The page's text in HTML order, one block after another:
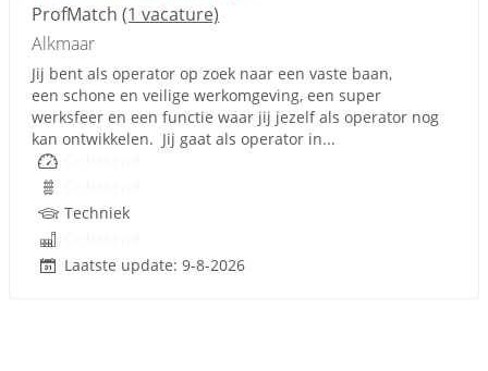
ProfMatch (1 vacature)
Alkmaar
Jij bent als operator op zoek naar een vaste baan,
een schone en veilige werkomgeving, een super
werksfeer en een functie waar jij jezelf als operator nog
kan ontwikkelen. Jij gaat als operator in...
Techniek
Laatste update: 9-8-2026